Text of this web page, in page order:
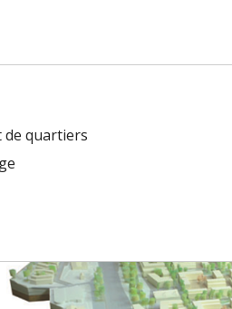
de quartiers